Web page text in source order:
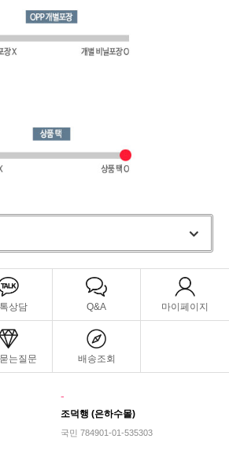
상담 Q&A 마이페이지
는질문 배송조회
-
조덕행 (은하수몰)
국민 784901-01-535303